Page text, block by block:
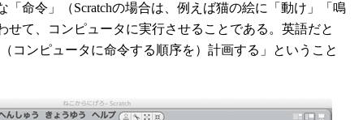
「命令」（Scratchの場合は、例えば猫の絵に「動け」「鳴
せて、コンピュータに実行させることである。英語だと
（コンピュータに命令する順序を）計画する」ということ